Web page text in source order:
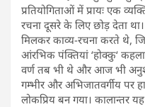
प्रतियोगिताओं में प्रायः एक
रचना दूसरे के लिए छोड़ देता
मिलकर काव्य-रचना करते थे,
आंरभिक पंक्तियां ‘होक्कु‘
वर्ण तब भी थे और आज भी
गम्भीर और अभिजातवर्गीय पर
लोकप्रिय बन गया। कालान्तर